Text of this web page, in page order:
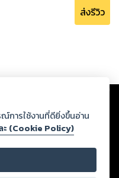
ส่งรีวิว
ะปรากฏว่าละเมิดสิทธิใน
มายและศีลธรรม ดังนั้น ผู้อ่าน
ยตนเอง และหากท่านพบว่าส่วน
งมายังบริษัท เพื่อทีมงานจะได้
นลิขสิทธิ์ตามพระราชบัญญัติ
การใช้งานที่ดียิ่งขึ้นอ่าน
(Cookie Policy)